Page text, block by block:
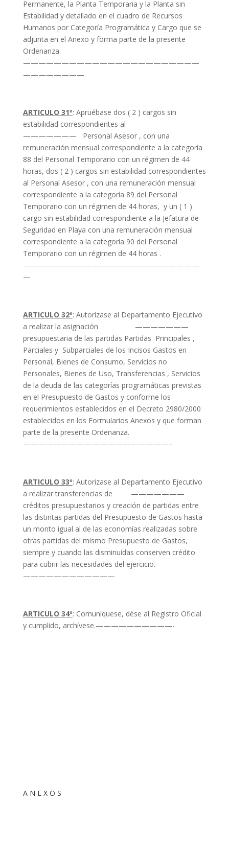
Permanente, la Planta Temporaria y la Planta sin
Estabilidad y detallado en el cuadro de Recursos
Humanos por Categoría Programática y Cargo que se
adjunta en el Anexo y forma parte de la presente
Ordenanza.
———————————————————————
————————
ARTICULO 31º: Apruébase dos ( 2 ) cargos sin
estabilidad correspondientes al
——————— Personal Asesor , con una
remuneración mensual correspondiente a la categoría
88 del Personal Temporario con un régimen de 44
horas, dos ( 2 ) cargos sin estabilidad correspondientes
al Personal Asesor , con una remuneración mensual
correspondiente a la categoría 89 del Personal
Temporario con un régimen de 44 horas, y un ( 1 )
cargo sin estabilidad correspondiente a la Jefatura de
Seguridad en Playa con una remuneración mensual
correspondiente a la categoría 90 del Personal
Temporario con un régimen de 44 horas .
———————————————————————
—
ARTICULO 32º: Autorízase al Departamento Ejecutivo
a realizar la asignación ———————
presupuestaria de las partidas Partidas Principales ,
Parciales y Subparciales de los Incisos Gastos en
Personal, Bienes de Consumo, Servicios no
Personales, Bienes de Uso, Transferencias , Servicios
de la deuda de las categorías programáticas previstas
en el Presupuesto de Gastos y conforme los
requerimientos establecidos en el Decreto 2980/2000
establecidos en los Formularios Anexos y que forman
parte de la presente Ordenanza.
———————————————————–
ARTICULO 33º: Autorizase al Departamento Ejecutivo
a realizar transferencias de ———————
créditos presupuestarios y creación de partidas entre
las distintas partidas del Presupuesto de Gastos hasta
un monto igual al de las economías realizadas sobre
otras partidas del mismo Presupuesto de Gastos,
siempre y cuando las disminuídas conserven crédito
para cubrir las necesidades del ejercicio.
————————————
ARTICULO 34º: Comuníquese, dése al Registro Oficial
y cumplido, archívese.——————————-
A N E X O S